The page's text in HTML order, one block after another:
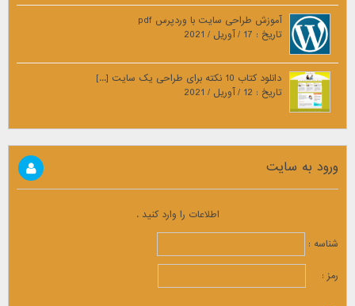
آموزش طراحی سایت با وردپرس pdf
تاریخ : 17 / آوریل / 2021
دانلود کتاب 10 نکته برای طراحی یک سایت [...]
تاریخ : 12 / آوریل / 2021
ورود به سایت
اطلاعات را وارد کنید .
شناسه :
رمز :